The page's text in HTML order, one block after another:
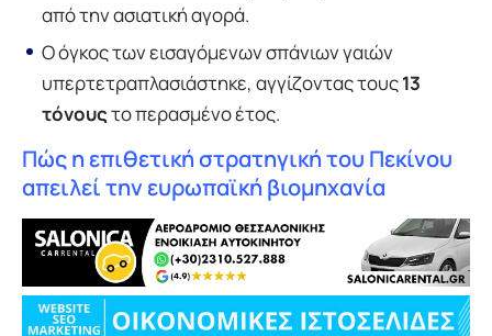
από την ασιατική αγορά.
Ο όγκος των εισαγόμενων σπάνιων γαιών
υπερτετραπλασιάστηκε, αγγίζοντας τους13
τόνουςτο περασμένο έτος.
Πώς η επιθετική στρατηγική του Πεκίνου
απειλεί την ευρωπαϊκή βιομηχανία